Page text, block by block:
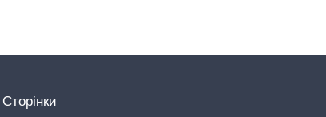
Сторінки